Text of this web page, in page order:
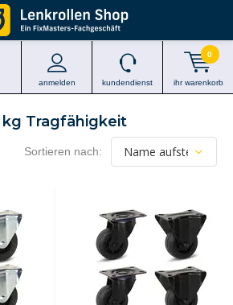
anmelden kundendienst ihr warenkorb
0
kg Tragfähigkeit
Sortieren nach: